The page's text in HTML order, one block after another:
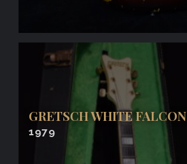
GRETSCH WHITE FALCON
1979